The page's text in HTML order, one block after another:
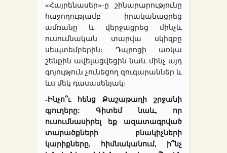
«Հայրենասեր»-ը շինարարությունը
հաջողությամբ իրականացրեց
ամռանը և վերջացրեց մինչև
ուսումնական տարվա սկիզբը
սեպտեմբերին։ Դպրոցի առկա
շենքին ավելացվեցին նաև մինչ այդ
գոյություն չունեցող զուգարաններ և
ևս մեկ դասասենյակ։
-Ինչո՞ւ հենց Քաշաթաղի շրջանի
գյուղերը: Գիտեմ նաև, որ
ուսումնասիրել եք ազատագրված
տարածքների բնակիչների
կարիքները, հիմնականում, ի՞նչ